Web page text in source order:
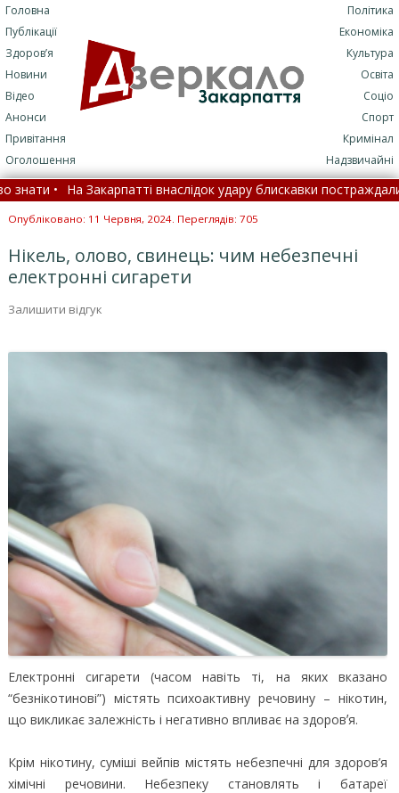
Головна
Публікації
Здоров’я
Новини
Відео
Анонси
Привітання
Оголошення
Політика
Економіка
Культура
Освіта
Соціо
Спорт
Кримінал
Надзвичайні
• На Закарпатті внаслідок удару блискавки постраждали
назвало цифри • Замість спеки йде стихія: що
Опубліковано: 11 Червня, 2024. Переглядів: 705
Нікель, олово, свинець: чим небезпечні
електронні сигарети
Залишити відгук
Електронні сигарети (часом навіть ті, на яких вказано
“безнікотинові”) містять психоактивну речовину – нікотин,
що викликає залежність і негативно впливає на здоровʼя.
Крім нікотину, суміші вейпів містять небезпечні для здоров’я
хімічні речовини. Небезпеку становлять і батареї